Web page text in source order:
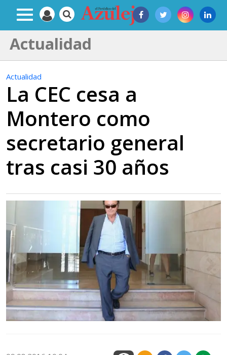
Actualidad
Actualidad
La CEC cesa a
Montero como
secretario general
tras casi 30 años